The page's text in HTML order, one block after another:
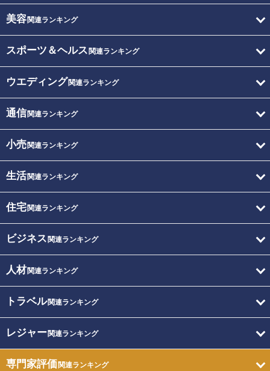
美容関連ランキング
スポーツ＆ヘルス 関連ランキング
ウエディング関連ランキング
通信関連ランキング
小売関連ランキング
生活関連ランキング
住宅関連ランキング
ビジネス 関連ランキング
人材関連ランキング
トラベル関連ランキング
レジャー関連ランキング
専門家評価関連ランキング